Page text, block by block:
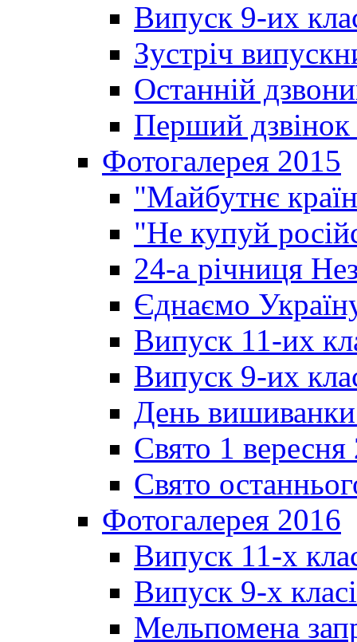
Випуск 9-их
Зустріч
Останній
Перший
Фотогалерея 2015
"Майбутнє
"Не купуй
24-а річниця
Єднаємо
Випуск 11-их
Випуск 9-их
День
Свято 1 вересня
Свято
Фотогалерея 2016
Випуск 11-х
Випуск 9-х
Мельпомена